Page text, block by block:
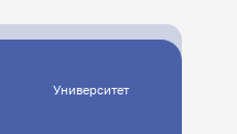
Университет